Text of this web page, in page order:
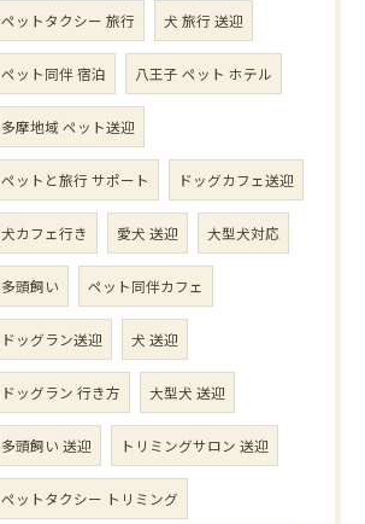
ペットタクシー 旅行 犬 旅行 送迎
ペット同伴 宿泊 八王子 ペット ホテル
多摩地域 ペット送迎
ペットと旅行 サポート ドッグカフェ送迎
犬カフェ行き 愛犬 送迎 大型犬対応
多頭飼い ペット同伴カフェ
ドッグラン送迎 犬 送迎
ドッグラン 行き方 大型犬 送迎
多頭飼い 送迎 トリミングサロン 送迎
ペットタクシー トリミング